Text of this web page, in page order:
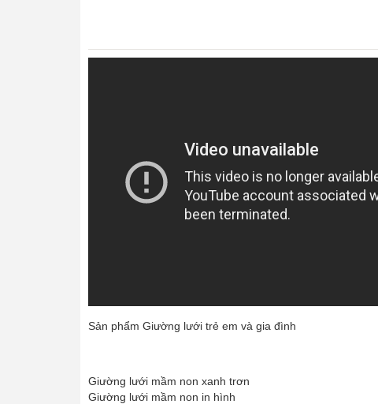
Sản phẩm Giường lưới trẻ em và gia đình
Giường lưới mầm non xanh trơn
Giường lưới mầm non in hình